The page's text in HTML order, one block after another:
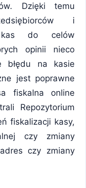
Dzięki temu
i
do celów
opinii nieco
błędu na kasie
jest poprawne
fiskalna online
Repozytorium
fiskalizacji kasy,
czy zmiany
czy zmiany